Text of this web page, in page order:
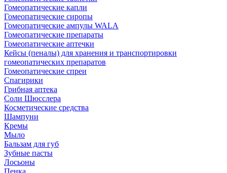
Гомеопатические капли
Гомеопатические сиропы
Гомеопатические ампулы WALA
Гомеопатические препараты
Гомеопатические аптечки
Кейсы (пеналы) для хранения и транспортировки
гомеопатических препаратов
Гомеопатические спреи
Спагирики
Грибная аптека
Соли Шюсслера
Косметические средства
Шампуни
Кремы
Мыло
Бальзам для губ
Зубные пасты
Лосьоны
Пенка